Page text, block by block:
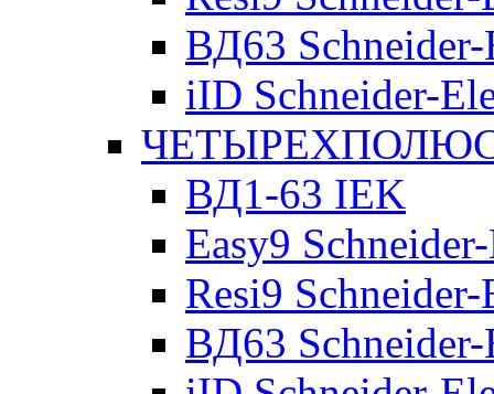
ВД63
iID Schneider-
ВД1-63 IEK
Easy9
Resi9
ВД63